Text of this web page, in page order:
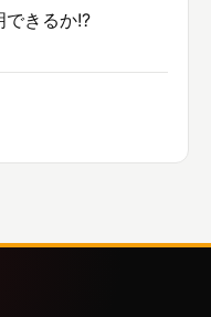
できるか!?